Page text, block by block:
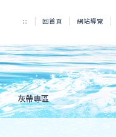
::: 回首頁 網站導覽
灰帶專區